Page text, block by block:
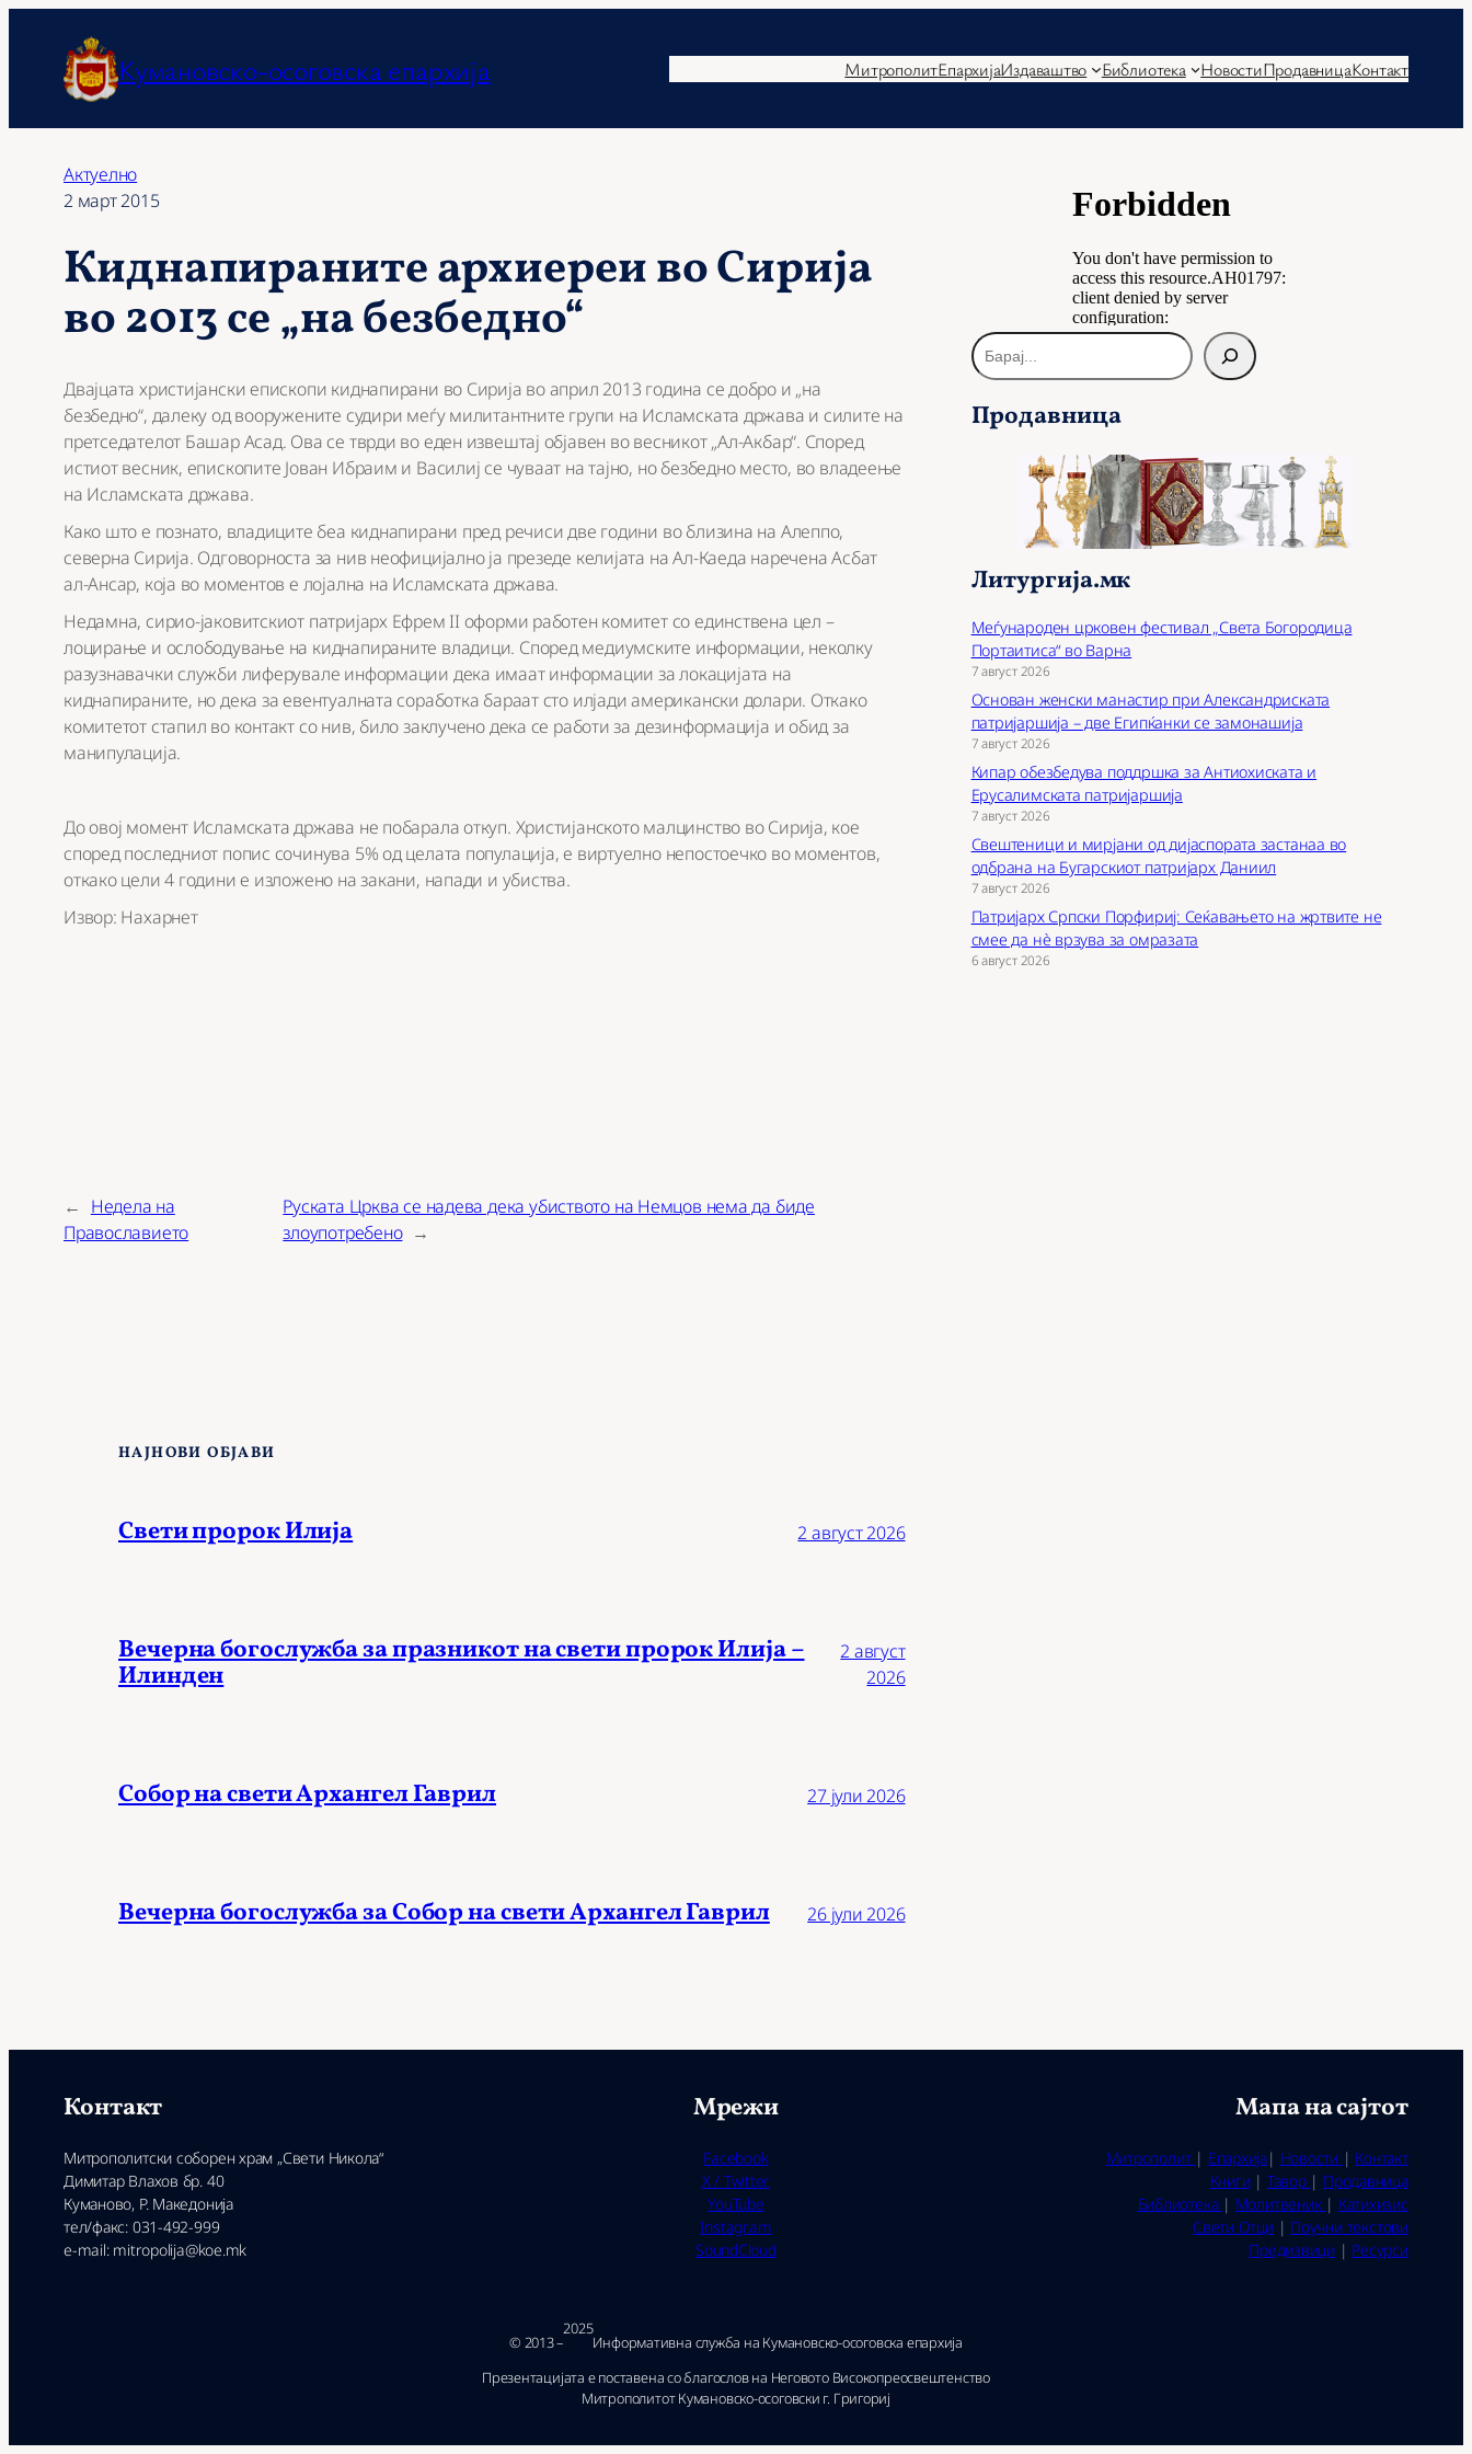
содржината
Кумановско-осоговска епархија МитрополитЕпархијаИздаваштво Библиотека НовостиПродавницаКонтакт
Актуелно
2 март 2015
Киднапираните архиереи во Сирија
во 2013 се „на безбедно“
Двајцата христијански епископи киднапирани во Сирија во април 2013 година се добро и „на
безбедно“, далеку од вооружените судири меѓу милитантните групи на Исламската држава и силите на
претседателот Башар Асад. Ова се тврди во еден извештај објавен во весникот „Ал-Акбар“. Според
истиот весник, епископите Јован Ибраим и Василиј се чуваат на тајно, но безбедно место, во владеење
на Исламската држава.
Како што е познато, владиците беа киднапирани пред речиси две години во близина на Алеппо,
северна Сирија. Одговорноста за нив неофицијално ја презеде келијата на Ал-Каеда наречена Асбат
ал-Ансар, која во моментов е лојална на Исламската држава.
Недамна, сирио-јаковитскиот патријарх Ефрем II оформи работен комитет со единствена цел –
лоцирање и ослободување на киднапираните владици. Според медиумските информации, неколку
разузнавачки служби лиферувале информации дека имаат информации за локацијата на
киднапираните, но дека за евентуалната соработка бараат сто илјади американски долари. Откако
комитетот стапил во контакт со нив, било заклучено дека се работи за дезинформација и обид за
манипулација.
До овој момент Исламската држава не побарала откуп. Христијанското малцинство во Сирија, кое
според последниот попис сочинува 5% од целата популација, е виртуелно непостоечко во моментов,
откако цели 4 години е изложено на закани, напади и убиства.
Извор: Нахарнет
← Недела на
Православието
Руската Црква се надева дека убиството на Немцов нема да биде
злоупотребено →
НАЈНОВИ ОБЈАВИ
Свети пророк Илија 2 август 2026
Вечерна богослужба за празникот на свети пророк Илија –
Илинден
2 август
2026
Собор на свети Архангел Гаврил 27 јули 2026
Вечерна богослужба за Собор на свети Архангел Гаврил 26 јули 2026
Б
а
а
Продавница
Литургија.мк
Меѓународен црковен фестивал „Света Богородица
Портаитиса“ во Варна
7 август 2026
Основан женски манастир при Александриската
патријаршија – две Египќанки се замонашија
7 август 2026
Кипар обезбедува поддршка за Антиохиската и
Ерусалимската патријаршија
7 август 2026
Свештеници и мирјани од дијаспората застанаа во
одбрана на Бугарскиот патријарх Даниил
7 август 2026
Патријарх Српски Порфириј: Сеќавањето на жртвите не
смее да нѐ врзува за омразата
6 август 2026
Контакт
Митрополитски соборен храм „Свети Никола“
Димитар Влахов бр. 40
Куманово, Р. Македонија
тел/факс: 031-492-999
e-mail: mitropolija@koe.mk
Мрежи
Facebook
X / Twitter
YouTube
Instagram
SoundCloud
Мапа на сајтот
Митрополит | Епархија| Новости | Контакт
Книги| Тавор | Продавница
Библиотека | Молитвеник | Катихизис
Свети Отци| Поучни текстови
Предизвици | Ресурси
© 2013 –
2025
Ин­фор­ма­тив­на служ­ба на Ку­ма­нов­ско-осо­гов­ска епар­хи­ја
Презентацијата е поставена со благослов на Неговото Високопреосвештенство
Митрополитот Кумановско-осоговски г. Григориј